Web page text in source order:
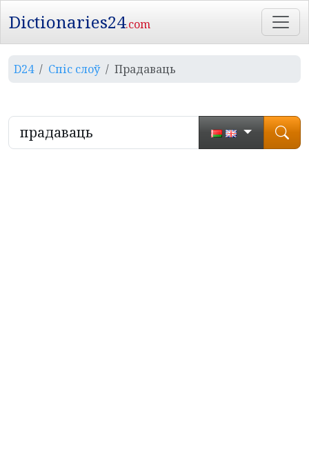
Dictionaries24.com
D24 Спіс слоў Прадаваць